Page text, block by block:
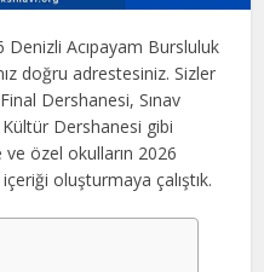
Denizli Acıpayam Bursluluk
doğru adrestesiniz. Sizler
Dershanesi, Sınav
Dershanesi gibi
özel okulların 2026
oluşturmaya çalıştık.